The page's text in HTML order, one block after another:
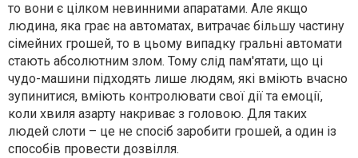
то вони є цілком невинними апаратами. Але якщо
людина, яка грає на автоматах, витрачає більшу частину
сімейних грошей, то в цьому випадку гральні автомати
стають абсолютним злом. Тому слід пам'ятати, що ці
чудо-машини підходять лише людям, які вміють вчасно
зупинитися, вміють контролювати свої дії та емоції,
коли хвиля азарту накриває з головою. Для таких
людей слоти – це не спосіб заробити грошей, а один із
способів провести дозвілля.